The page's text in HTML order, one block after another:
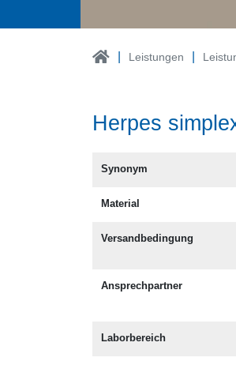
Leistungen
Herpes
Synonym
Material
Versandbedingung
Ansprechpartner
Laborbereich